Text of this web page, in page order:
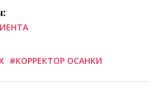
#КОРРЕКТОР ОСАНКИ